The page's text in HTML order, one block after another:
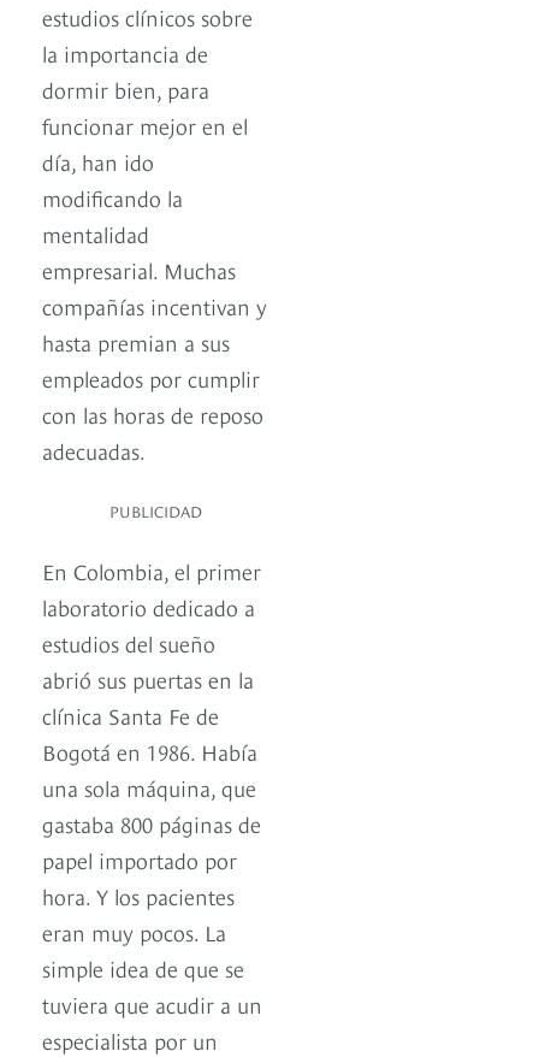
estudios clínicos sobre
la importancia de
dormir bien, para
funcionar mejor en el
día, han ido
modificando la
mentalidad
empresarial. Muchas
compañías incentivan y
hasta premian a sus
empleados por cumplir
con las horas de reposo
adecuadas.
PUBLICIDAD
En Colombia, el primer
laboratorio dedicado a
estudios del sueño
abrió sus puertas en la
clínica Santa Fe de
Bogotá en 1986. Había
una sola máquina, que
gastaba 800 páginas de
papel importado por
hora. Y los pacientes
eran muy pocos. La
simple idea de que se
tuviera que acudir a un
especialista por un